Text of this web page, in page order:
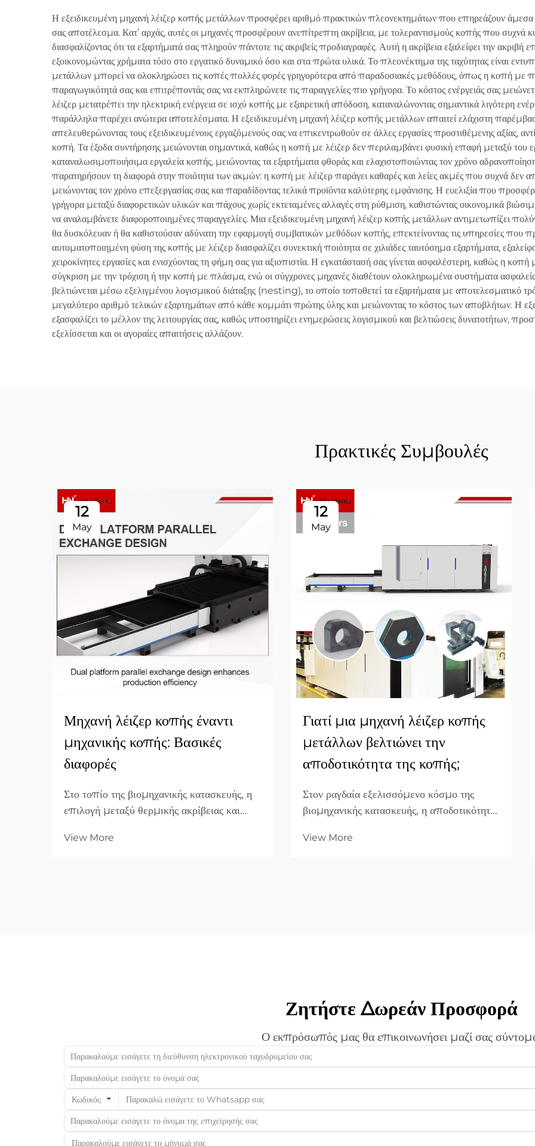
Η εξειδικευμένη μηχανή λέιζερ κοπής μετάλλων προσφέρει αριθμό πρακτικών πλεονεκτημάτων που επηρεάζουν άμεσα
σας αποτέλεσμα. Κατ’ αρχάς, αυτές οι μηχανές προσφέρουν ανεπίτρεπτη ακρίβεια, με τολεραντισμούς κοπής που συχνά
διασφαλίζοντας ότι τα εξαρτήματά σας πληρούν πάντοτε τις ακριβείς προδιαγραφές. Αυτή η ακρίβεια εξαλείφει την ακριβή
εξοικονομώντας χρήματα τόσο στο εργατικό δυναμικό όσο και στα πρώτα υλικά. Το πλεονέκτημα της ταχύτητας είναι
μετάλλων μπορεί να ολοκληρώσει τις κοπές πολλές φορές γρηγορότερα από παραδοσιακές μεθόδους, όπως η κοπή με
παραγωγικότητά σας και επιτρέποντάς σας να εκπληρώνετε τις παραγγελίες πιο γρήγορα. Το κόστος ενέργειάς σας
λέιζερ μετατρέπει την ηλεκτρική ενέργεια σε ισχύ κοπής με εξαιρετική απόδοση, καταναλώνοντας σημαντικά λιγότερη
παράλληλα παρέχει ανώτερα αποτελέσματα. Η εξειδικευμένη μηχανή λέιζερ κοπής μετάλλων απαιτεί ελάχιστη
απελευθερώνοντας τους εξειδικευμένους εργαζόμενούς σας να επικεντρωθούν σε άλλες εργασίες προστιθέμενης αξίας,
κοπή. Τα έξοδα συντήρησης μειώνονται σημαντικά, καθώς η κοπή με λέιζερ δεν περιλαμβάνει φυσική επαφή μεταξύ του
καταναλωσιμοποιήσιμα εργαλεία κοπής, μειώνοντας τα εξαρτήματα φθοράς και ελαχιστοποιώντας τον χρόνο
παρατηρήσουν τη διαφορά στην ποιότητα των ακμών: η κοπή με λέιζερ παράγει καθαρές και λείες ακμές που συχνά δεν
μειώνοντας τον χρόνο επεξεργασίας σας και παραδίδοντας τελικά προϊόντα καλύτερης εμφάνισης. Η ευελιξία που
γρήγορα μεταξύ διαφορετικών υλικών και πάχους χωρίς εκτεταμένες αλλαγές στη ρύθμιση, καθιστώντας οικονομικά
να αναλαμβάνετε διαφοροποιημένες παραγγελίες. Μια εξειδικευμένη μηχανή λέιζερ κοπής μετάλλων αντιμετωπίζει
θα δυσκόλευαν ή θα καθιστούσαν αδύνατη την εφαρμογή συμβατικών μεθόδων κοπής, επεκτείνοντας τις υπηρεσίες που
αυτοματοποιημένη φύση της κοπής με λέιζερ διασφαλίζει συνεκτική ποιότητα σε χιλιάδες ταυτόσημα εξαρτήματα,
χειροκίνητες εργασίες και ενισχύοντας τη φήμη σας για αξιοπιστία. Η εγκατάστασή σας γίνεται ασφαλέστερη, καθώς η
σύγκριση με την τρόχιση ή την κοπή με πλάσμα, ενώ οι σύγχρονες μηχανές διαθέτουν ολοκληρωμένα συστήματα
βελτιώνεται μέσω εξελιγμένου λογισμικού διάταξης (nesting), το οποίο τοποθετεί τα εξαρτήματα με αποτελεσματικό
μεγαλύτερο αριθμό τελικών εξαρτημάτων από κάθε κομμάτι πρώτης ύλης και μειώνοντας το κόστος των αποβλήτων. Η
εξασφαλίζει το μέλλον της λειτουργίας σας, καθώς υποστηρίζει ενημερώσεις λογισμικού και βελτιώσεις δυνατοτήτων,
εξελίσσεται και οι αγοραίες απαιτήσεις αλλάζουν.
Πρακτικές Συμβουλές
12
May
Μηχανή λέιζερ κοπής έναντι
μηχανικής κοπής: Βασικές
διαφορές
Στο τοπίο της βιομηχανικής κατασκευής, η
επιλογή μεταξύ θερμικής ακρίβειας και
αποδοτικότητα, το κόστος και την ποιότητα
View More
12
May
Γιατί μια μηχανή λέιζερ κοπής
μετάλλων βελτιώνει την
αποδοτικότητα της κοπής;
Στον ραγδαία εξελισσόμενο κόσμο της
βιομηχανικής κατασκευής, η αποδοτικότητα
επικερδότητα. Για επιχειρήσεις B2B
View More
Ζητήστε Δωρεάν Προσφορά
Ο εκπρόσωπός μας θα επικοινωνήσει μαζί σας
Κωδικός